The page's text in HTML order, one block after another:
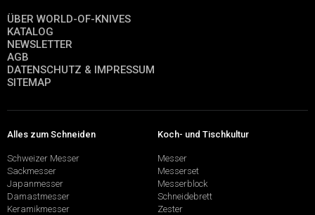
ÜBER WORLD-OF-KNIVES
KATALOG
NEWSLETTER
AGB
DATENSCHUTZ & IMPRESSUM
SITEMAP
Alles zum Schneiden
Schweizer Messer
Sackmesser
Japanmesser
Damastmesser
Keramikmesser
Koch- und Tischkultur
Messer
Messerset
Messerblock
Schneidebrett
Zester